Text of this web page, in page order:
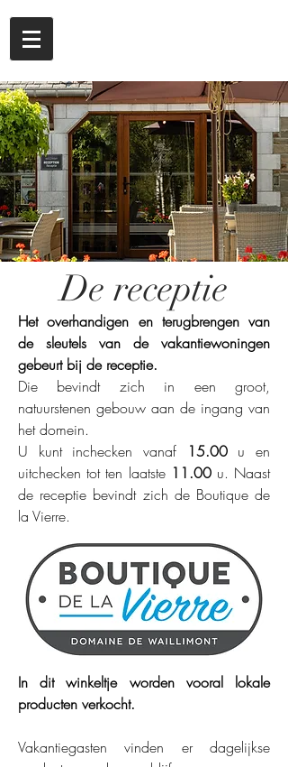
De receptie
Het overhandigen en terugbrengen van
de sleutels van de vakantiewoningen
gebeurt bij de receptie.
Die bevindt zich in een groot,
natuurstenen gebouw aan de ingang van
het domein.
U kunt inchecken vanaf
15.00 u en
uitchecken tot ten laatste 11.00 u. Naast
de receptie bevindt zich de Boutique de
la Vierre.
In dit winkeltje worden vooral lokale
producten verkocht.
Vakantiegasten vinden er dagelijkse